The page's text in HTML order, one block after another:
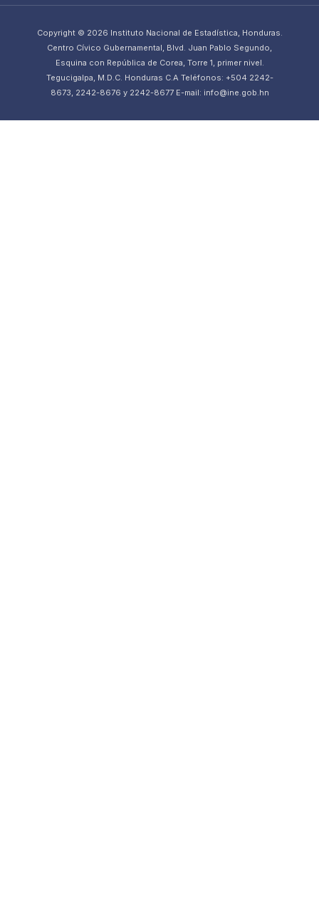
Copyright © 2026 Instituto Nacional de Estadística, Honduras.
Centro Cívico Gubernamental, Blvd. Juan Pablo Segundo,
Esquina con República de Corea, Torre 1, primer nivel.
Tegucigalpa, M.D.C. Honduras C.A Teléfonos: +504 2242-
8673, 2242-8676 y 2242-8677 E-mail: info@ine.gob.hn